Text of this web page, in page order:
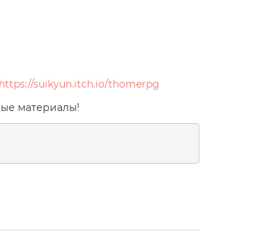
https://suikyun.itch.io/thomerpg
материалы!